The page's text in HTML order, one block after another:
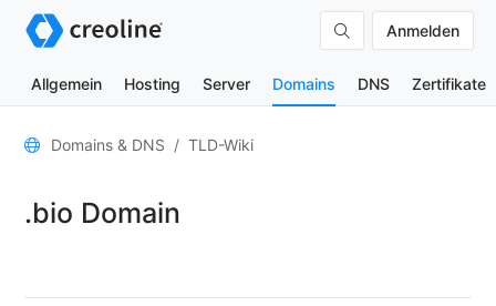
Anmelden
Allgemein Hosting Server Domains DNS Zertifikate
Allgemein
Kontakte
Domains & DNS TLD-Wiki
.bio Domain